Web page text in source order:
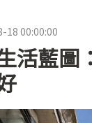
18 00:00:00
活藍圖